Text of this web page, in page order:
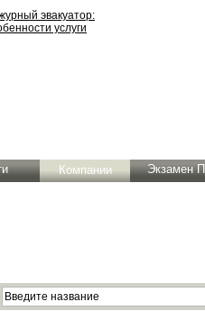
эвакуатор:
услуги
Компании Экзамен